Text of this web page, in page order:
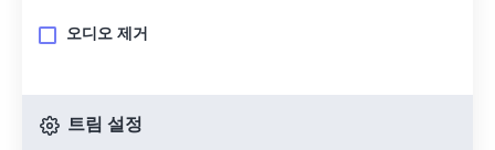
오디오 제거
트림 설정